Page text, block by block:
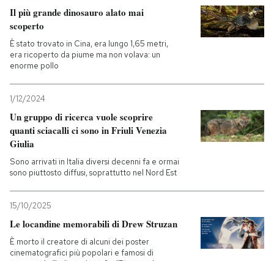
Il più grande dinosauro alato mai
scoperto
È stato trovato in Cina, era lungo 1,65 metri,
era ricoperto da piume ma non volava: un
enorme pollo
1/12/2024
Un gruppo di ricerca vuole scoprire
quanti sciacalli ci sono in Friuli Venezia
Giulia
Sono arrivati in Italia diversi decenni fa e ormai
sono piuttosto diffusi, soprattutto nel Nord Est
15/10/2025
Le locandine memorabili di Drew Struzan
È morto il creatore di alcuni dei poster
cinematografici più popolari e famosi di